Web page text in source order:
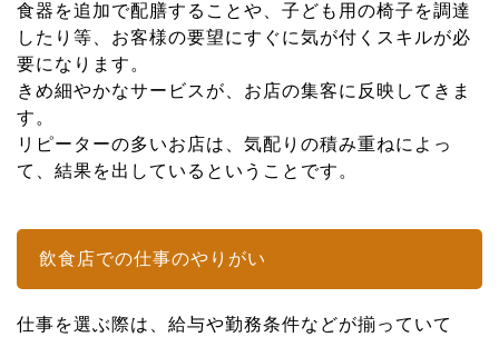
食器を追加で配膳することや、子ども用の椅子を調達
したり等、お客様の要望にすぐに気が付くスキルが必
要になります。
きめ細やかなサービスが、お店の集客に反映してきま
す。
リピーターの多いお店は、気配りの積み重ねによっ
て、結果を出しているということです。
飲食店での仕事のやりがい
仕事を選ぶ際は、給与や勤務条件などが揃っていて